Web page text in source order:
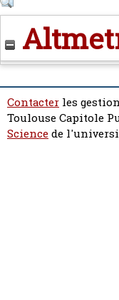
Contacter les
Toulouse Capitole
Sciencede